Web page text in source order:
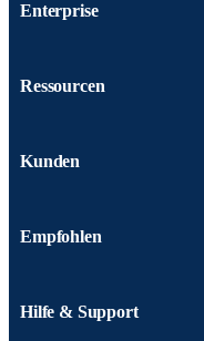
Enterprise
Ressourcen
Kunden
Empfohlen
Hilfe & Support